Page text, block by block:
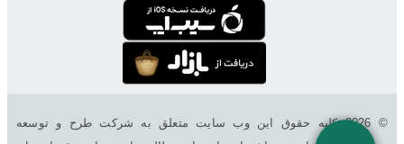
© 2026 کليه حقوق اين وب سایت متعلق به شرکت طرح و توسعه